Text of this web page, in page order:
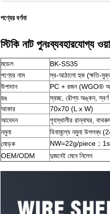
পণ্যের বর্ণনা
স্টিকি নাট পুনঃব্যবহারযোগ্য
মডেল
BK-SS35
পণ্যের নাম
স্ব-আঠালো হুক (ক্ষতি-
উপাদান
PC + রজন (WGO®
রঙ
স্বচ্ছ, রৌপ্য অঙ্কন,
আকার
70x70 (L x W)
আবেদন
গৃহস্থালীর রান্নাঘর,
নমুনা
বিনামূল্যে নমুনা উপলব্ধ
মোড়ক
NW=22g/piece；
OEM/ODM
দুজনেই মেনে নিলেন